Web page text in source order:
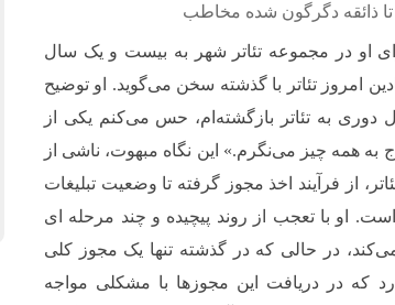
تا ذائقه دگرگون شده مخاطب
او در مجموعه تئاتر شهر به بیست و یک سال
امروز تئاتر با گذشته سخن می‌گوید. او توضیح
دوری به تئاتر بازگشته‌ام، حس می‌کنم یکی از
همه چیز می‌نگرم.» این نگاه مبهوت، ناشی از
از فرآیند اخذ مجوز گرفته تا وضعیت تبلیغات
او با تعجب از روند پیچیده و چند مرحله ای
در حالی که در گذشته تنها یک مجوز کلی
که در دریافت این مجوزها با مشکلی مواجه